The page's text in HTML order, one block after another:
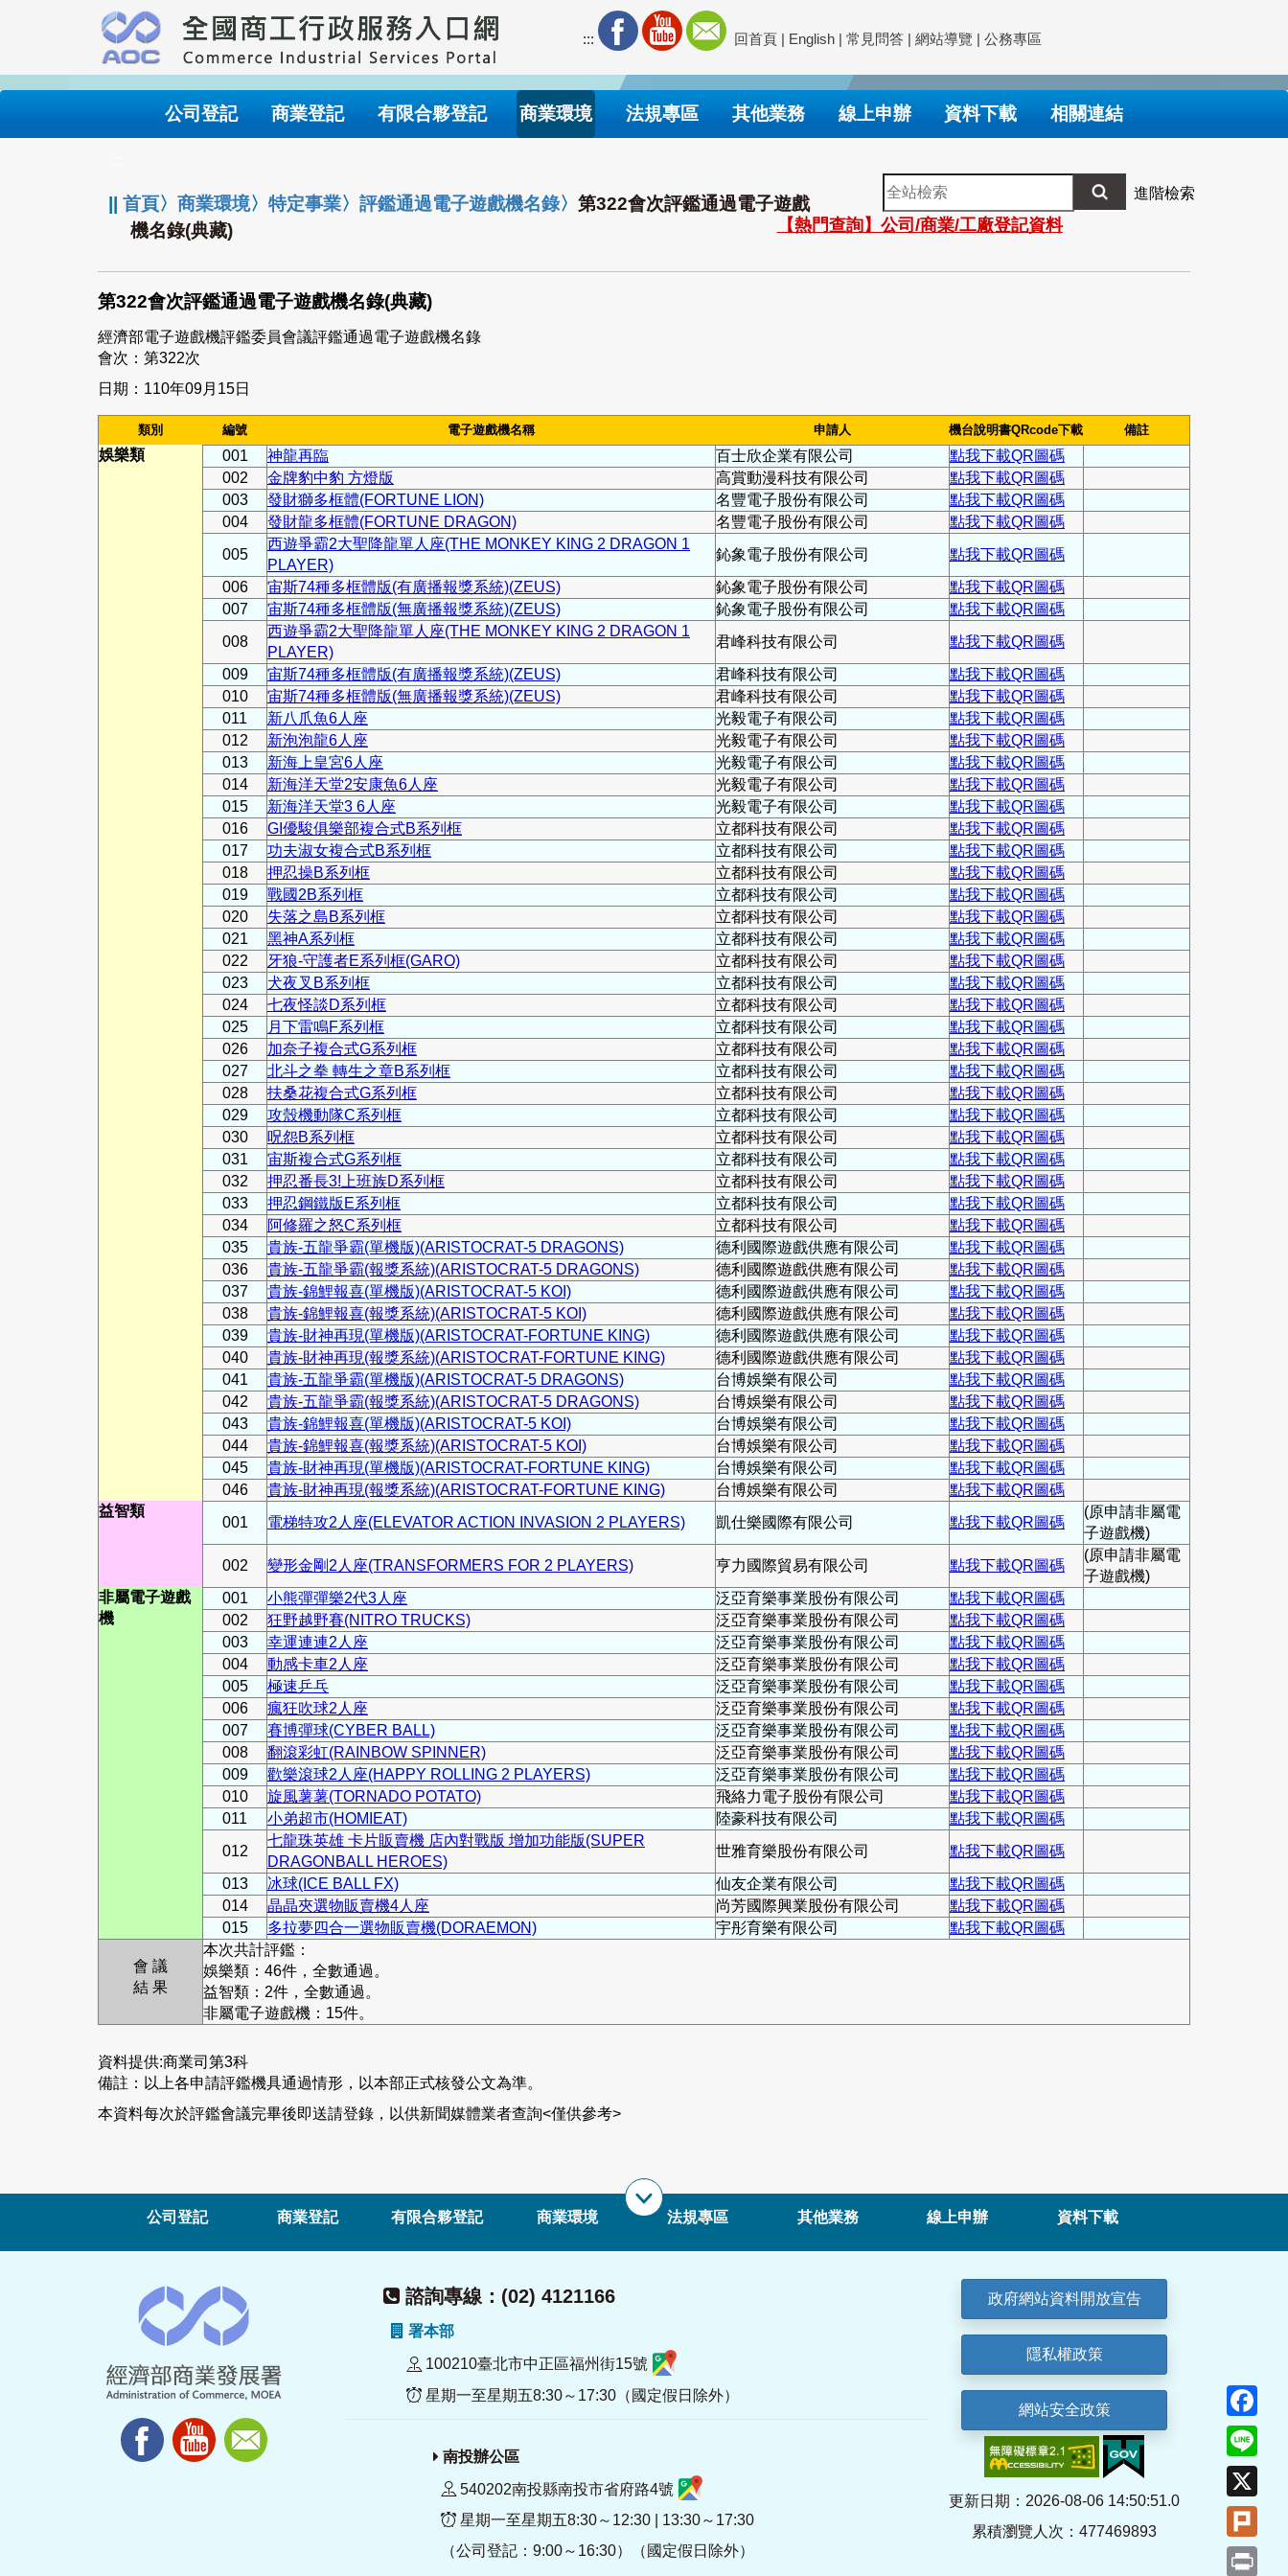
要
內
::: 回首頁 | English | 常見問答 | 網站導覽 | 公務專區
公司登記 商業登記 有限合夥登記 商業環境 法規專區 其他業務 線上申辦 資料下載 相關連結
||首頁〉商業環境〉特定事業〉評鑑通過電子遊戲機名錄〉第322會次評鑑通過電子遊戲
機名錄(典藏)
全
站
檢
進階檢索
【熱門查詢】公司/商業/工廠登記資料
第322會次評鑑通過電子遊戲機名錄(典藏)
經濟部電子遊戲機評鑑委員會議評鑑通過電子遊戲機名錄
會次：第322次
日期：110年09月15日
類別 編號 電子遊戲機名稱 申請人 機台說明書QRcode下載 備註
娛樂類 001 神龍再臨 百士欣企業有限公司
點我下載QR圖碼
002
金牌豹中豹 方燈版 高賞動漫科技有限公司
點我下載QR圖碼
003
發財獅多框體(FORTUNE LION) 名豐電子股份有限公司
點我下載QR圖碼
004
發財龍多框體(FORTUNE DRAGON) 名豐電子股份有限公司
點我下載QR圖碼
005
西遊爭霸2大聖降龍單人座(THE MONKEY KING 2 DRAGON 1
PLAYER)
鈊象電子股份有限公司
點我下載QR圖碼
006
宙斯74種多框體版(有廣播報獎系統)(ZEUS) 鈊象電子股份有限公司
點我下載QR圖碼
007
宙斯74種多框體版(無廣播報獎系統)(ZEUS) 鈊象電子股份有限公司
點我下載QR圖碼
008
西遊爭霸2大聖降龍單人座(THE MONKEY KING 2 DRAGON 1
PLAYER)
君峰科技有限公司
點我下載QR圖碼
009
宙斯74種多框體版(有廣播報獎系統)(ZEUS) 君峰科技有限公司
點我下載QR圖碼
010
宙斯74種多框體版(無廣播報獎系統)(ZEUS) 君峰科技有限公司
點我下載QR圖碼
011
新八爪魚6人座 光毅電子有限公司
點我下載QR圖碼
012
新泡泡龍6人座 光毅電子有限公司
點我下載QR圖碼
013
新海上皇宮6人座 光毅電子有限公司
點我下載QR圖碼
014
新海洋天堂2安康魚6人座 光毅電子有限公司
點我下載QR圖碼
015
新海洋天堂3 6人座 光毅電子有限公司
點我下載QR圖碼
016
GI優駿俱樂部複合式B系列框 立都科技有限公司
點我下載QR圖碼
017
功夫淑女複合式B系列框 立都科技有限公司
點我下載QR圖碼
018
押忍操B系列框 立都科技有限公司
點我下載QR圖碼
019
戰國2B系列框 立都科技有限公司
點我下載QR圖碼
020
失落之島B系列框 立都科技有限公司
點我下載QR圖碼
021
黑神A系列框 立都科技有限公司
點我下載QR圖碼
022
牙狼-守護者E系列框(GARO) 立都科技有限公司
點我下載QR圖碼
023
犬夜叉B系列框 立都科技有限公司
點我下載QR圖碼
024
七夜怪談D系列框 立都科技有限公司
點我下載QR圖碼
025
月下雷鳴F系列框 立都科技有限公司
點我下載QR圖碼
026
加奈子複合式G系列框 立都科技有限公司
點我下載QR圖碼
027
北斗之拳 轉生之章B系列框 立都科技有限公司
點我下載QR圖碼
028
扶桑花複合式G系列框 立都科技有限公司
點我下載QR圖碼
029
攻殼機動隊C系列框 立都科技有限公司
點我下載QR圖碼
030
呪怨B系列框 立都科技有限公司
點我下載QR圖碼
031
宙斯複合式G系列框 立都科技有限公司
點我下載QR圖碼
032
押忍番長3!上班族D系列框 立都科技有限公司
點我下載QR圖碼
033
押忍鋼鐵版E系列框 立都科技有限公司
點我下載QR圖碼
034
阿修羅之怒C系列框 立都科技有限公司
點我下載QR圖碼
035
貴族-五龍爭霸(單機版)(ARISTOCRAT-5 DRAGONS) 德利國際遊戲供應有限公司
點我下載QR圖碼
036
貴族-五龍爭霸(報獎系統)(ARISTOCRAT-5 DRAGONS) 德利國際遊戲供應有限公司
點我下載QR圖碼
037
貴族-錦鯉報喜(單機版)(ARISTOCRAT-5 KOI) 德利國際遊戲供應有限公司
點我下載QR圖碼
038
貴族-錦鯉報喜(報獎系統)(ARISTOCRAT-5 KOI) 德利國際遊戲供應有限公司
點我下載QR圖碼
039
貴族-財神再現(單機版)(ARISTOCRAT-FORTUNE KING) 德利國際遊戲供應有限公司
點我下載QR圖碼
040
貴族-財神再現(報獎系統)(ARISTOCRAT-FORTUNE KING) 德利國際遊戲供應有限公司
點我下載QR圖碼
041
貴族-五龍爭霸(單機版)(ARISTOCRAT-5 DRAGONS) 台博娛樂有限公司
點我下載QR圖碼
042
貴族-五龍爭霸(報獎系統)(ARISTOCRAT-5 DRAGONS) 台博娛樂有限公司
點我下載QR圖碼
043
貴族-錦鯉報喜(單機版)(ARISTOCRAT-5 KOI) 台博娛樂有限公司
點我下載QR圖碼
044
貴族-錦鯉報喜(報獎系統)(ARISTOCRAT-5 KOI) 台博娛樂有限公司
點我下載QR圖碼
045
貴族-財神再現(單機版)(ARISTOCRAT-FORTUNE KING) 台博娛樂有限公司
點我下載QR圖碼
046
貴族-財神再現(報獎系統)(ARISTOCRAT-FORTUNE KING) 台博娛樂有限公司
點我下載QR圖碼
益智類
001 電梯特攻2人座(ELEVATOR ACTION INVASION 2 PLAYERS) 凱仕樂國際有限公司 點我下載QR圖碼
(原申請非屬電
子遊戲機)
002
變形金剛2人座(TRANSFORMERS FOR 2 PLAYERS) 亨力國際貿易有限公司 點我下載QR圖碼
(原申請非屬電
子遊戲機)
非屬電子遊戲
機
001 小熊彈彈樂2代3人座 泛亞育樂事業股份有限公司
點我下載QR圖碼
002
狂野越野賽(NITRO TRUCKS) 泛亞育樂事業股份有限公司
點我下載QR圖碼
003
幸運連連2人座 泛亞育樂事業股份有限公司
點我下載QR圖碼
004
動感卡車2人座 泛亞育樂事業股份有限公司
點我下載QR圖碼
005
極速乒乓 泛亞育樂事業股份有限公司
點我下載QR圖碼
006
瘋狂吹球2人座 泛亞育樂事業股份有限公司
點我下載QR圖碼
007
賽博彈球(CYBER BALL) 泛亞育樂事業股份有限公司
點我下載QR圖碼
008
翻滾彩虹(RAINBOW SPINNER) 泛亞育樂事業股份有限公司
點我下載QR圖碼
009
歡樂滾球2人座(HAPPY ROLLING 2 PLAYERS) 泛亞育樂事業股份有限公司
點我下載QR圖碼
010
旋風薯薯(TORNADO POTATO) 飛絡力電子股份有限公司
點我下載QR圖碼
011
小弟超市(HOMIEAT) 陸豪科技有限公司
點我下載QR圖碼
012
七龍珠英雄 卡片販賣機 店內對戰版 增加功能版(SUPER
DRAGONBALL HEROES)
世雅育樂股份有限公司
點我下載QR圖碼
013
冰球(ICE BALL FX) 仙友企業有限公司
點我下載QR圖碼
014
晶晶夾選物販賣機4人座 尚芳國際興業股份有限公司
點我下載QR圖碼
015
多拉夢四合一選物販賣機(DORAEMON) 宇彤育樂有限公司 點我下載QR圖碼
會 議
結 果
本次共計評鑑：
娛樂類：46件，全數通過。
益智類：2件，全數通過。
非屬電子遊戲機：15件。
資料提供:商業司第3科
備註：以上各申請評鑑機具通過情形，以本部正式核發公文為準。
本資料每次於評鑑會議完畢後即送請登錄，以供新聞媒體業者查詢<僅供參考>
公司登記 商業登記 有限合夥登記 商業環境 法規專區 其他業務 線上申辦 資料下載
諮詢專線：(02) 4121166
署本部
100210臺北市中正區福州街15號
星期一至星期五8:30～17:30（國定假日除外）
南投辦公區
540202南投縣南投市省府路4號
星期一至星期五8:30～12:30 | 13:30～17:30
（公司登記：9:00～16:30）（國定假日除外）
政府網站資料開放宣告
隱私權政策
網站安全政策
更新日期：2026-08-06 14:50:51.0
累積瀏覽人次：477469893